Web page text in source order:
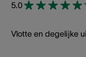
5.0
Vlotte en degelijke